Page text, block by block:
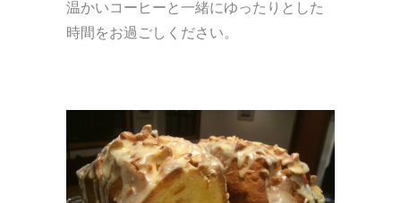
温かいコーヒーと一緒にゆったりとした
時間をお過ごしください。